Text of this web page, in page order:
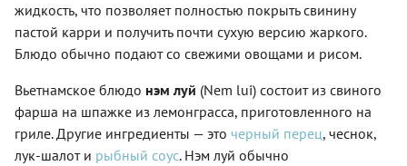
жидкость, что позволяет полностью покрыть свинину
пастой карри и получить почти сухую версию жаркого.
Блюдо обычно подают со свежими овощами и рисом.
Вьетнамское блюдо нэм луй (Nem lui) состоит из свиного
фарша на шпажке из лемонграсса, приготовленного на
гриле. Другие ингредиенты — это черный перец, чеснок,
лук-шалот и рыбный соус. Нэм луй обычно